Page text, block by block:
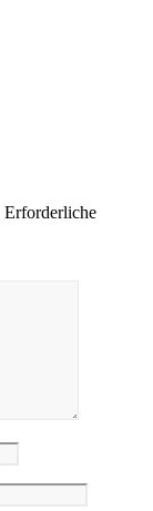
Erforderliche